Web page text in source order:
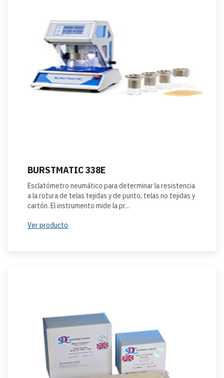
BURSTMATIC 338E
Esclatómetro neumático para determinar la resistencia
a la rotura de telas tejidas y de punto, telas no tejidas y
cartón. El instrumento mide la pr...
Ver producto